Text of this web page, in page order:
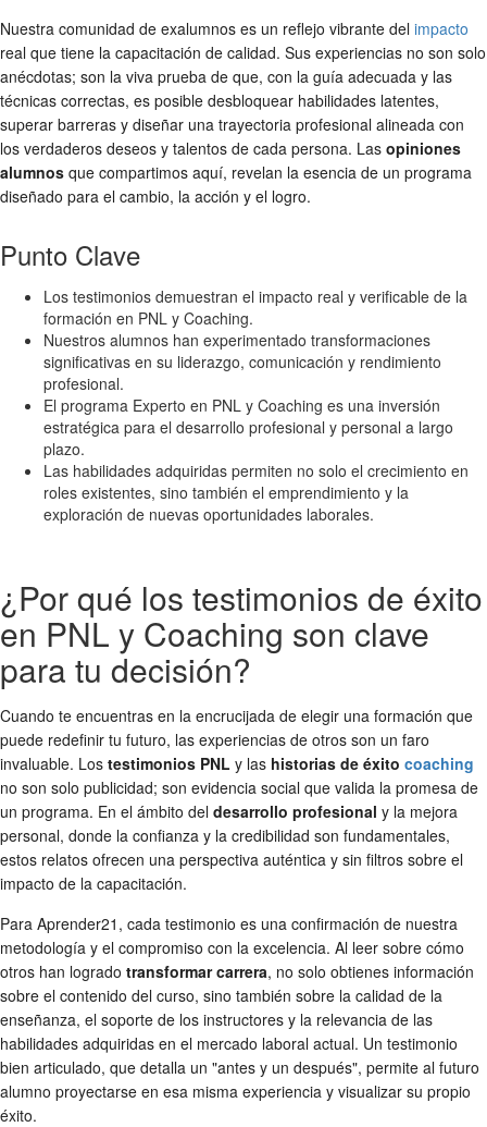
Nuestra comunidad de exalumnos es un reflejo vibrante del impacto
real que tiene la capacitación de calidad. Sus experiencias no son solo
anécdotas; son la viva prueba de que, con la guía adecuada y las
técnicas correctas, es posible desbloquear habilidades latentes,
superar barreras y diseñar una trayectoria profesional alineada con
los verdaderos deseos y talentos de cada persona. Las opiniones
alumnos que compartimos aquí, revelan la esencia de un programa
diseñado para el cambio, la acción y el logro.
Punto Clave
Los testimonios demuestran el impacto real y verificable de la
formación en PNL y Coaching.
Nuestros alumnos han experimentado transformaciones
significativas en su liderazgo, comunicación y rendimiento
profesional.
El programa Experto en PNL y Coaching es una inversión
estratégica para el desarrollo profesional y personal a largo
plazo.
Las habilidades adquiridas permiten no solo el crecimiento en
roles existentes, sino también el emprendimiento y la
exploración de nuevas oportunidades laborales.
¿Por qué los testimonios de éxito
en PNL y Coaching son clave
para tu decisión?
Cuando te encuentras en la encrucijada de elegir una formación que
puede redefinir tu futuro, las experiencias de otros son un faro
invaluable. Los testimonios PNL y las historias de éxito coaching
no son solo publicidad; son evidencia social que valida la promesa de
un programa. En el ámbito del desarrollo profesional y la mejora
personal, donde la confianza y la credibilidad son fundamentales,
estos relatos ofrecen una perspectiva auténtica y sin filtros sobre el
impacto de la capacitación.
Para Aprender21, cada testimonio es una confirmación de nuestra
metodología y el compromiso con la excelencia. Al leer sobre cómo
otros han logrado transformar carrera, no solo obtienes información
sobre el contenido del curso, sino también sobre la calidad de la
enseñanza, el soporte de los instructores y la relevancia de las
habilidades adquiridas en el mercado laboral actual. Un testimonio
bien articulado, que detalla un "antes y un después", permite al futuro
alumno proyectarse en esa misma experiencia y visualizar su propio
éxito.